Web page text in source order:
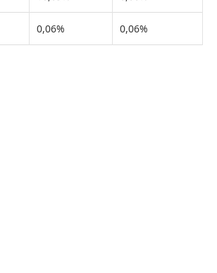
0,06% 0,06%